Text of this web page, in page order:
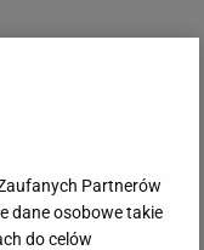
Partnerów
dane osobowe takie
do celów